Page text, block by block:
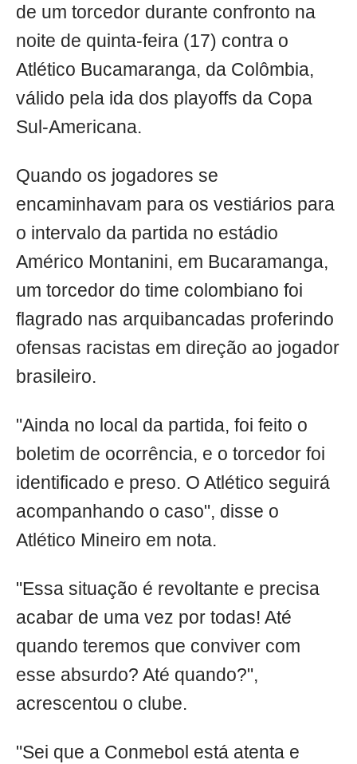
de um torcedor durante confronto na
noite de quinta-feira (17) contra o
Atlético Bucamaranga, da Colômbia,
válido pela ida dos playoffs da Copa
Sul-Americana.
Quando os jogadores se
encaminhavam para os vestiários para
o intervalo da partida no estádio
Américo Montanini, em Bucaramanga,
um torcedor do time colombiano foi
flagrado nas arquibancadas proferindo
ofensas racistas em direção ao jogador
brasileiro.
"Ainda no local da partida, foi feito o
boletim de ocorrência, e o torcedor foi
identificado e preso. O Atlético seguirá
acompanhando o caso", disse o
Atlético Mineiro em nota.
"Essa situação é revoltante e precisa
acabar de uma vez por todas! Até
quando teremos que conviver com
esse absurdo? Até quando?",
acrescentou o clube.
"Sei que a Conmebol está atenta e